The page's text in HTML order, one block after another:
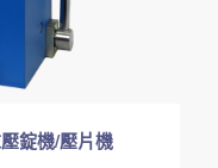
錠機/壓片機